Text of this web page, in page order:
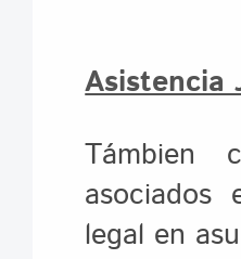
Asistencia
Támbien
asociados
legal en